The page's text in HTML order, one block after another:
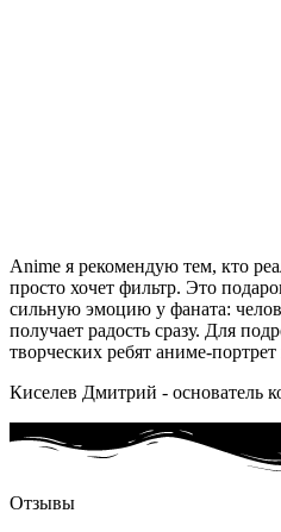
Anime я рекомендую тем, кто
просто хочет фильтр. Это
сильную эмоцию у фаната:
получает радость сразу. Для
творческих ребят аниме-
Киселев Дмитрий - основатель
Отзывы